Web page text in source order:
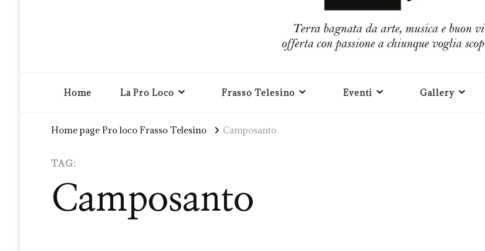
Home La Pro Loco Frasso Telesino Eventi Gallery
Home page Pro loco Frasso Telesino Camposanto
TAG:
Camposanto